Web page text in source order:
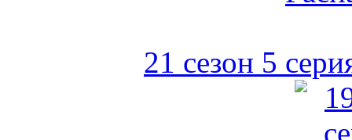
21 сезон 5